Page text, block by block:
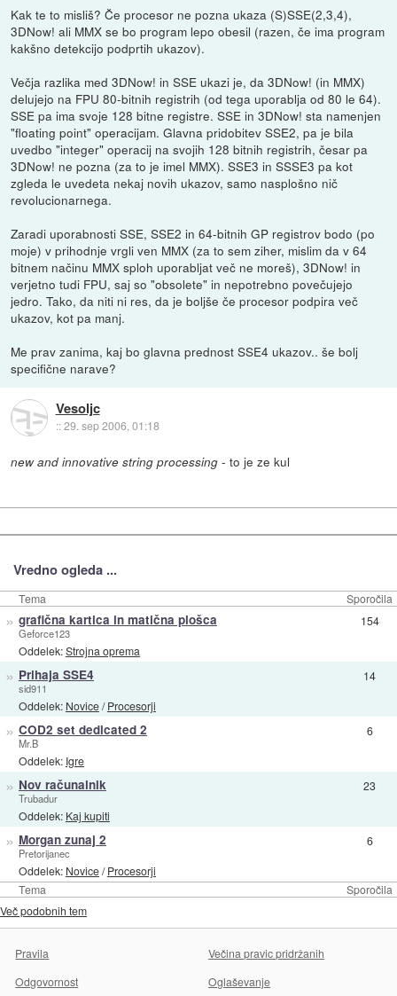
Kak te to misliš? Če procesor ne pozna ukaza (S)SSE(2,3,4),
3DNow! ali MMX se bo program lepo obesil (razen, če ima program
kakšno detekcijo podprtih ukazov).
Večja razlika med 3DNow! in SSE ukazi je, da 3DNow! (in MMX)
delujejo na FPU 80-bitnih registrih (od tega uporablja od 80 le 64).
SSE pa ima svoje 128 bitne registre. SSE in 3DNow! sta namenjen
"floating point" operacijam. Glavna pridobitev SSE2, pa je bila
uvedbo "integer" operacij na svojih 128 bitnih registrih, česar pa
3DNow! ne pozna (za to je imel MMX). SSE3 in SSSE3 pa kot
zgleda le uvedeta nekaj novih ukazov, samo nasplošno nič
revolucionarnega.
Zaradi uporabnosti SSE, SSE2 in 64-bitnih GP registrov bodo (po
moje) v prihodnje vrgli ven MMX (za to sem ziher, mislim da v 64
bitnem načinu MMX sploh uporabljat več ne moreš), 3DNow! in
verjetno tudi FPU, saj so "obsolete" in nepotrebno povečujejo
jedro. Tako, da niti ni res, da je boljše če procesor podpira več
ukazov, kot pa manj.
Me prav zanima, kaj bo glavna prednost SSE4 ukazov.. še bolj
specifične narave?
Vesoljc
::29. sep 2006, 01:18
new and innovative string processing - to je ze kul
Vredno ogleda ...
Tema Sporočila
Tema Sporočila
» grafična kartica in matična plošca
Geforce123
Oddelek:Strojna oprema
154
» Prihaja SSE4
sid911
Oddelek: Novice/Procesorji
14
» COD2 set dedicated 2
Mr.B
Oddelek: Igre
6
» Nov računalnik
Trubadur
Oddelek: Kaj kupiti
23
» Morgan zunaj 2
Pretorijanec
Oddelek: Novice/Procesorji
6
Več podobnih tem
Pravila
Večina pravic pridržanih
Odgovornost
Oglaševanje